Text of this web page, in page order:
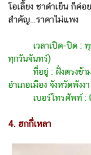
โอเลี้ยง ชาดำเย็น ก็ค่อ
สำคัญ…ราคาไม่แพง
เวลาเปิด-ปิด : ทุก
ทุกวันจันทร์)
ที่อยู่ : ฝั่งตรงข้ามห
อำเภอเมือง จังหวัดพังงา
เบอร์โทรศัพท์ :
4. ฮกกี่เหลา